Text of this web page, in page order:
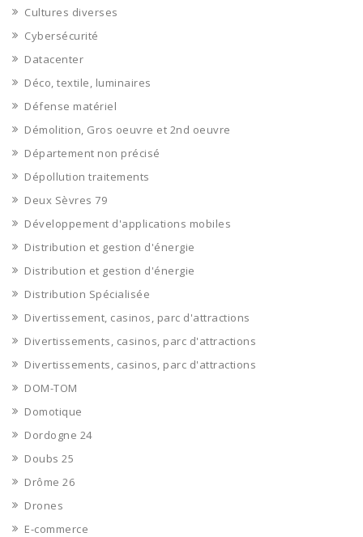
Cultures diverses
Cybersécurité
Datacenter
Déco, textile, luminaires
Défense matériel
Démolition, Gros oeuvre et 2nd oeuvre
Département non précisé
Dépollution traitements
Deux Sèvres 79
Développement d'applications mobiles
Distribution et gestion d'énergie
Distribution et gestion d'énergie
Distribution Spécialisée
Divertissement, casinos, parc d'attractions
Divertissements, casinos, parc d'attractions
Divertissements, casinos, parc d'attractions
DOM-TOM
Domotique
Dordogne 24
Doubs 25
Drôme 26
Drones
E-commerce